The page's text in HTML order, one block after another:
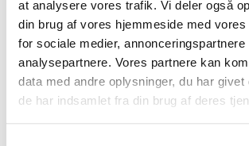
at analysere vores trafik. Vi deler også
din brug af vores hjemmeside med vores
for sociale medier, annonceringspartnere
analysepartnere. Vores partnere kan
data med andre oplysninger, du har givet
de har indsamlet fra din brug af deres
Sort aluramme, mat, smal, 20 x
20 cm, Type 672
TILFØJ TIL KURV
Sort
smal, 20 x
SE